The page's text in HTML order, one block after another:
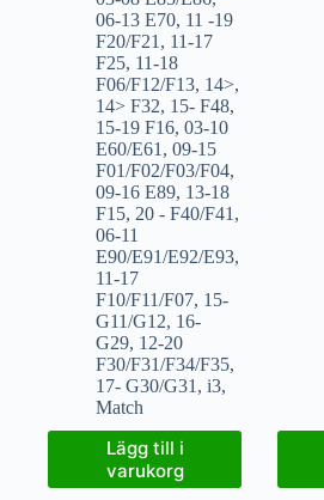
06-13 E70, 11 -19
F20/F21 , 11-17
F25, 11-18
F06/F12/F13, 14>,
14> F32, 15- F48,
15-19 F16, 03-10
E60/E61 , 09-15
F01/F02/F03/F04,
09-16 E89, 13-18
F15, 20 - F40/F41 ,
06-11
E90/E91/E92/E93,
11-17
F10/F11/F07, 15-
G11/G12, 16-
G29, 12-20
F30/F31/F34/F35,
17- G30/G31 , i3,
Match
Lägg till i
varukorg